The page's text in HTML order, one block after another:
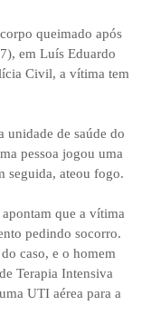
queimado após
em Luís Eduardo
Civil, a vítima tem
unidade de saúde do
pessoa jogou uma
seguida, ateou fogo.
que a vítima
pedindo socorro.
caso, e o homem
Terapia Intensiva
UTI aérea para a